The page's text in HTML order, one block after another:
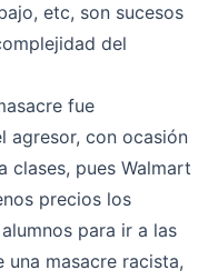
etc, son sucesos
del
fue
agresor, con ocasión
clases, pues Walmart
precios los
para ir a las
una masacre racista,